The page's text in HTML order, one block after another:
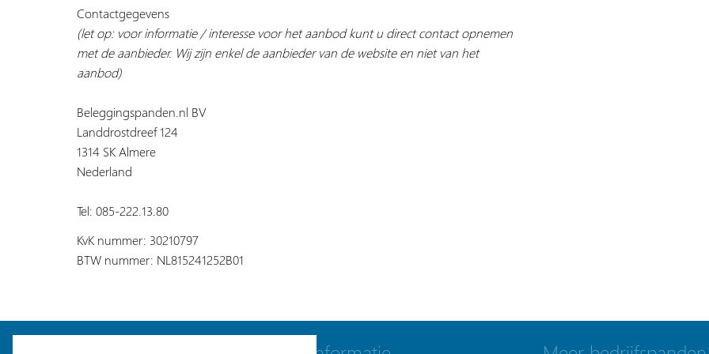
Contactgegevens
(let op: voor informatie / interesse voor het aanbod kunt u direct contact opnemen
met de aanbieder. Wij zijn enkel de aanbieder van de website en niet van het
aanbod)
Beleggingspanden.nl BV
Landdrostdreef 124
1314 SK Almere
Nederland
Tel: 085-222.13.80
KvK nummer: 30210797
BTW nummer: NL815241252B01